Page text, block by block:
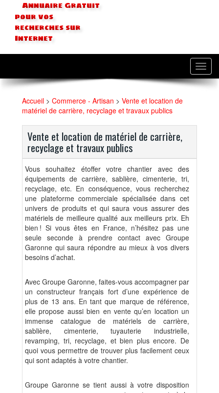
Annuaire Gratuit
pour vos
recherches sur
Internet
Accueil > Commerce - Artisan > Vente et location de
matériel de carrière, recyclage et travaux publics
Vente et location de matériel de carrière,
recyclage et travaux publics
Vous souhaitez étoffer votre chantier avec des
équipements de carrière, sablière, cimenterie, tri,
recyclage, etc. En conséquence, vous recherchez
une plateforme commerciale spécialisée dans cet
univers de produits et qui saura vous assurer des
matériels de meilleure qualité aux meilleurs prix. Eh
bien ! Si vous êtes en France, n’hésitez pas une
seule seconde à prendre contact avec Groupe
Garonne qui saura répondre au mieux à vos divers
besoins d’achat.
Avec Groupe Garonne, faites-vous accompagner par
un constructeur français fort d’une expérience de
plus de 13 ans. En tant que marque de référence,
elle propose aussi bien en vente qu’en location un
immense catalogue de matériels de carrière,
sablière, cimenterie, tuyauterie industrielle,
revamping, tri, recyclage, et bien plus encore. De
quoi vous permettre de trouver plus facilement ceux
qui sont adaptés à votre chantier.
Groupe Garonne se tient aussi à votre disposition